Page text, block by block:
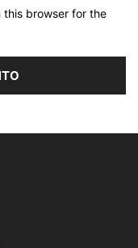
this browser for the